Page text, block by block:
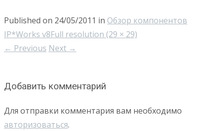
Published on 24/05/2011 in Обзор компонентов
IP*Works v8Full resolution (29 × 29)
← Previous Next →
Добавить комментарий
Для отправки комментария вам необходимо
авторизоваться.